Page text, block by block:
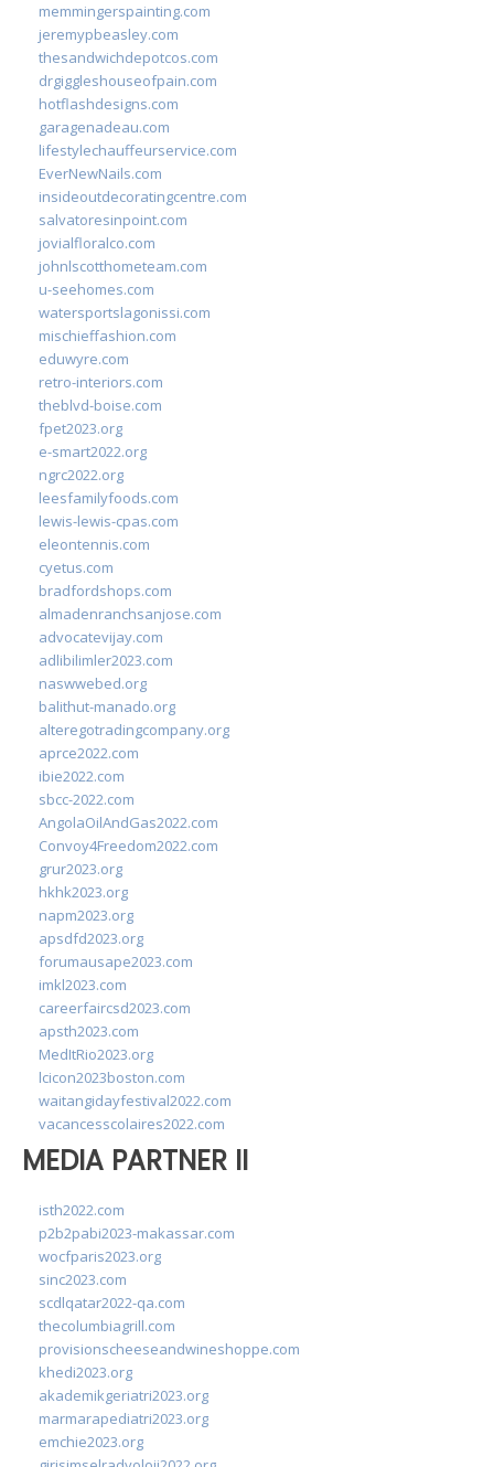
memmingerspainting.com
jeremypbeasley.com
thesandwichdepotcos.com
drgiggleshouseofpain.com
hotflashdesigns.com
garagenadeau.com
lifestylechauffeurservice.com
EverNewNails.com
insideoutdecoratingcentre.com
salvatoresinpoint.com
jovialfloralco.com
johnlscotthometeam.com
u-seehomes.com
watersportslagonissi.com
mischieffashion.com
eduwyre.com
retro-interiors.com
theblvd-boise.com
fpet2023.org
e-smart2022.org
ngrc2022.org
leesfamilyfoods.com
lewis-lewis-cpas.com
eleontennis.com
cyetus.com
bradfordshops.com
almadenranchsanjose.com
advocatevijay.com
adlibilimler2023.com
naswwebed.org
balithut-manado.org
alteregotradingcompany.org
aprce2022.com
ibie2022.com
sbcc-2022.com
AngolaOilAndGas2022.com
Convoy4Freedom2022.com
grur2023.org
hkhk2023.org
napm2023.org
apsdfd2023.org
forumausape2023.com
imkl2023.com
careerfaircsd2023.com
apsth2023.com
MedItRio2023.org
lcicon2023boston.com
waitangidayfestival2022.com
vacancesscolaires2022.com
MEDIA PARTNER II
isth2022.com
p2b2pabi2023-makassar.com
wocfparis2023.org
sinc2023.com
scdlqatar2022-qa.com
thecolumbiagrill.com
provisionscheeseandwineshoppe.com
khedi2023.org
akademikgeriatri2023.org
marmarapediatri2023.org
emchie2023.org